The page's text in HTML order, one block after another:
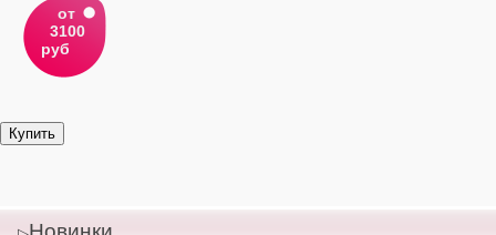
от
3100
руб